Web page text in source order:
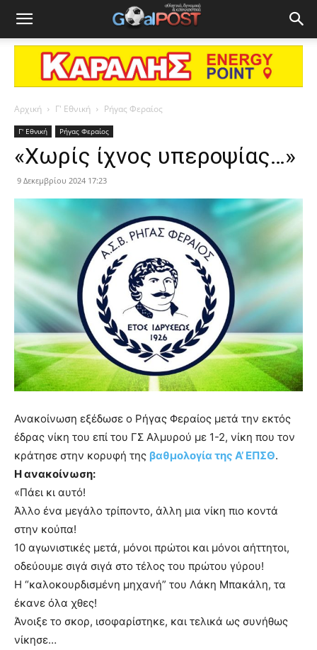
Αρχική Γ' Εθνική Ρήγας Φεραίος
Γ' Εθνική Ρήγας Φεραίος
«Χωρίς ίχνος υπεροψίας…»
9 Δεκεμβρίου 2024 17:23
Ανακοίνωση εξέδωσε ο Ρήγας Φεραίος μετά την εκτός
έδρας νίκη του επί του ΓΣ Αλμυρού με 1-2, νίκη που τον
κράτησε στην κορυφή της βαθμολογία της Α’ ΕΠΣΘ.
Η ανακοίνωση:
«Πάει κι αυτό!
Άλλο ένα μεγάλο τρίποντο, άλλη μια νίκη πιο κοντά
στην κούπα!
10 αγωνιστικές μετά, μόνοι πρώτοι και μόνοι αήττητοι,
οδεύουμε σιγά σιγά στο τέλος του πρώτου γύρου!
Η “καλοκουρδισμένη μηχανή” του Λάκη Μπακάλη, τα
έκανε όλα χθες!
Άνοιξε το σκορ, ισοφαρίστηκε, και τελικά ως συνήθως
νίκησε…